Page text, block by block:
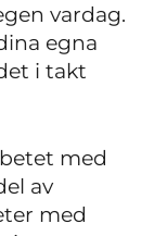
vardag.
egna
i takt
med
av
med